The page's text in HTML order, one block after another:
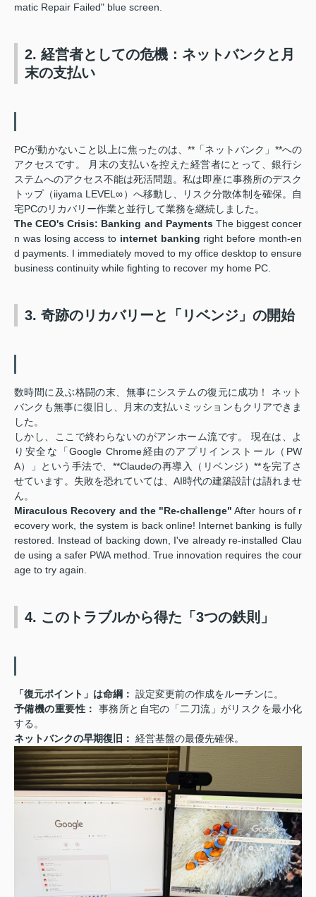
matic Repair Failed" blue screen.
2. 経営者としての危機：ネットバンクと月
末の支払い
PCが動かないこと以上に焦ったのは、**「ネットバンク」**への
アクセスです。 月末の支払いを控えた経営者にとって、銀行シ
ステムへのアクセス不能は死活問題。私は即座に事務所のデスク
トップ（iiyama LEVEL∞）へ移動し、リスク分散体制を確保。自
宅PCのリカバリー作業と並行して業務を継続しました。
The CEO's Crisis: Banking and PaymentsThe biggest concer
n was losing access to internet banking right before month-en
d payments. I immediately moved to my office desktop to ensure
business continuity while fighting to recover my home PC.
3. 奇跡のリカバリーと「リベンジ」の開始
数時間に及ぶ格闘の末、無事にシステムの復元に成功！ ネット
バンクも無事に復旧し、月末の支払いミッションもクリアできま
した。
しかし、ここで終わらないのがアンホーム流です。 現在は、よ
り安全な「Google Chrome経由のアプリインストール（PW
A）」という手法で、**Claudeの再導入（リベンジ）**を完了さ
せています。失敗を恐れていては、AI時代の建築設計は語れませ
ん。
Miraculous Recovery and the "Re-challenge" After hours of r
ecovery work, the system is back online! Internet banking is fully
restored. Instead of backing down, I've already re-installed Clau
de using a safer PWA method. True innovation requires the cour
age to try again.
4. このトラブルから得た「3つの鉄則」
「復元ポイント」は命綱： 設定変更前の作成をルーチンに。
予備機の重要性：
事務所と自宅の「二刀流」がリスクを最小化
する。
ネットバンクの早期復旧： 経営基盤の最優先確保。